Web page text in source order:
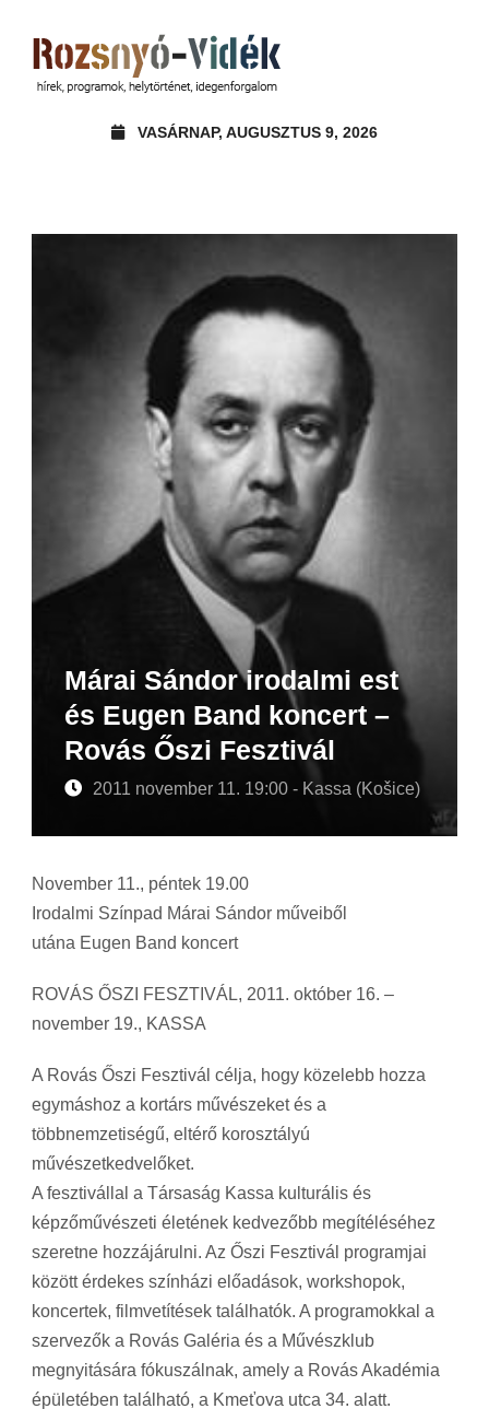
VASÁRNAP, AUGUSZTUS 9, 2026
Márai Sándor irodalmi est
és Eugen Band koncert –
Rovás Őszi Fesztivál
2011 november 11. 19:00 - Kassa (Košice)
November 11., péntek 19.00
Irodalmi Színpad Márai Sándor műveiből
utána Eugen Band koncert
ROVÁS ŐSZI FESZTIVÁL, 2011. október 16. –
november 19., KASSA
A Rovás Őszi Fesztivál célja, hogy közelebb hozza
egymáshoz a kortárs művészeket és a
többnemzetiségű, eltérő korosztályú
művészetkedvelőket.
A fesztivállal a Társaság Kassa kulturális és
képzőművészeti életének kedvezőbb megítéléséhez
szeretne hozzájárulni. Az Őszi Fesztivál programjai
között érdekes színházi előadások, workshopok,
koncertek, filmvetítések találhatók. A programokkal a
szervezők a Rovás Galéria és a Művészklub
megnyitására fókuszálnak, amely a Rovás Akadémia
épületében található, a Kmeťova utca 34. alatt.